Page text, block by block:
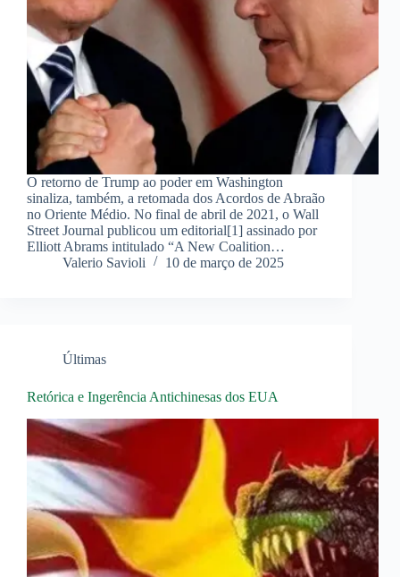
O retorno de Trump ao poder em Washington
sinaliza, também, a retomada dos Acordos de Abraão
no Oriente Médio. No final de abril de 2021, o Wall
Street Journal publicou um editorial[1] assinado por
Elliott Abrams intitulado “A New Coalition…
Valerio Savioli
10 de março de 2025
Últimas
Retórica e Ingerência Antichinesas dos EUA